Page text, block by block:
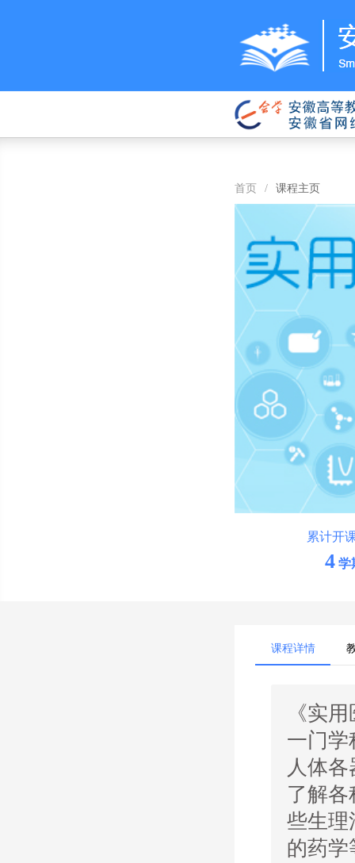
首页 / 课程主页
累计开
4 学
课程详情
《实
一门学
人体
了解
些生理
的药学